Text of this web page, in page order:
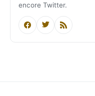
encore Twitter.